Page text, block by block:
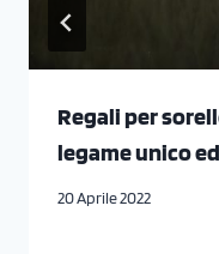
Regali per
legame unico
20 Aprile 2022